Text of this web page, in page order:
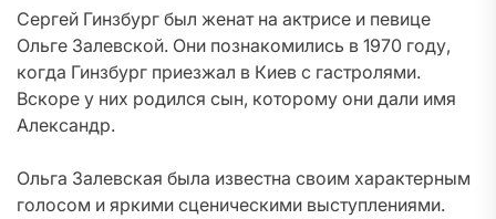
Сергей Гинзбург был женат на актрисе и певице
Ольге Залевской. Они познакомились в 1970 году,
когда Гинзбург приезжал в Киев с гастролями.
Вскоре у них родился сын, которому они дали имя
Александр.
Ольга Залевская была известна своим характерным
голосом и яркими сценическими выступлениями.